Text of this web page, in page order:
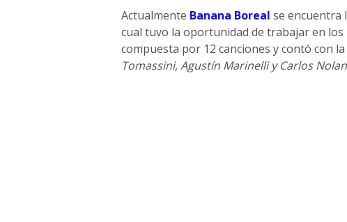
Actualmente Banana Boreal se encuentra
cual tuvo la oportunidad de trabajar en los
compuesta por 12 canciones y contó con
Tomassini, Agustín Marinelli y Carlos Nolan